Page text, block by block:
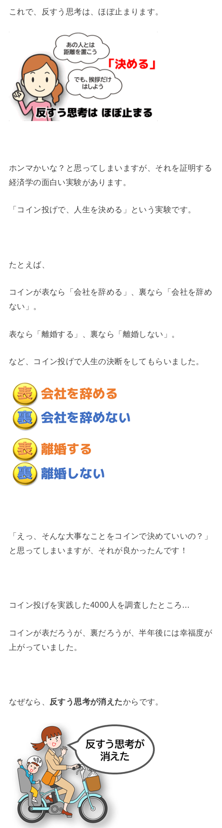
これで、反すう思考は、ほぼ止まります。
ホンマかいな？と思ってしまいますが、それを証明する
経済学の面白い実験があります。
「コイン投げで、人生を決める」という実験です。
たとえば、
コインが表なら「会社を辞める」、裏なら「会社を辞め
ない」。
表なら「離婚する」、裏なら「離婚しない」。
など、コイン投げで人生の決断をしてもらいました。
「えっ、そんな大事なことをコインで決めていいの？」
と思ってしまいますが、それが良かったんです！
コイン投げを実践した4000人を調査したところ…
コインが表だろうが、裏だろうが、半年後には幸福度が
上がっていました。
なぜなら、 反すう思考が消えたからです。